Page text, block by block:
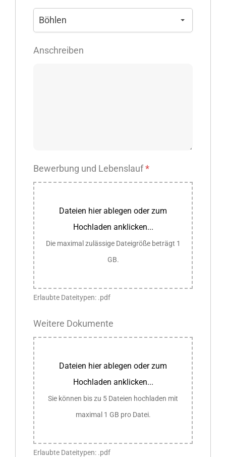
Böhlen
Anschreiben
Bewerbung und Lebenslauf*
Dateien hier ablegen oder zum
Hochladen anklicken...
Die maximal zulässige Dateigröße beträgt 1
GB.
Erlaubte Dateitypen: .pdf
Weitere Dokumente
Dateien hier ablegen oder zum
Hochladen anklicken...
Sie können bis zu 5 Dateien hochladen mit
maximal 1 GB pro Datei.
Erlaubte Dateitypen: .pdf